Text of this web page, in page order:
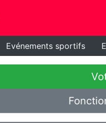
Evénements sportifs